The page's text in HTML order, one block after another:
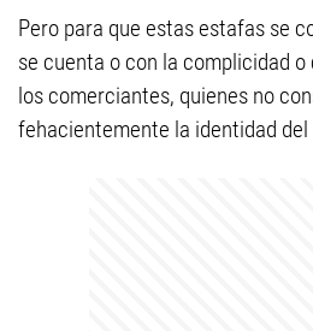
Pero para que estas estafas se
se cuenta o con la complicidad
los comerciantes, quienes no
fehacientemente la identidad